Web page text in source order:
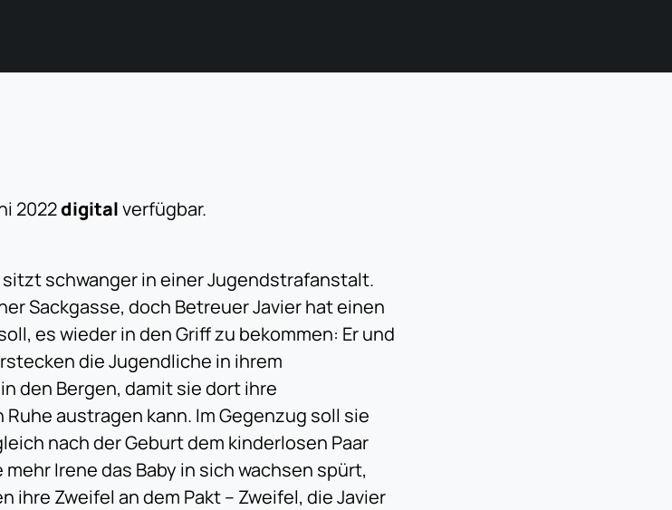
2022digitalverfügbar.
sitzt schwanger in einer Jugendstrafanstalt.
Sackgasse, doch Betreuer Javier hat einen
es wieder in den Griff zu bekommen: Er und
die Jugendliche in ihrem
den Bergen, damit sie dort ihre
austragen kann. Im Gegenzug soll sie
nach der Geburt dem kinderlosen Paar
Irene das Baby in sich wachsen spürt,
ihre Zweifel an dem Pakt – Zweifel, die Javier